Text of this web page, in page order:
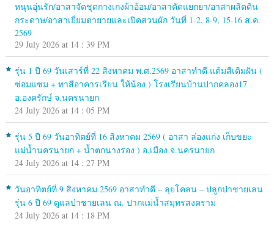
หนุนอุ่นรัก/อาสาจัดชุดกางเกงผ้าอ้อม/อาสาคัดแยกยา/อาสาผลิตดิน
กระดาษ/อาสาเยี่ยมตายายและเปิดสวนผัก วันที่ 1-2, 8-9, 15-16 ส.ค.
2569
29 July 2026 at 14 : 39 PM
รุ่น 1 ปี 69 วันเสาร์ที่ 22 สิงหาคม พ.ศ.2569 อาสาทำดี แต้มสีเติมฝัน (
ซ่อมแซม + ทาสีอาคารเรียน ให้น้อง ) โรงเรียนบ้านปากคลอง17
อ.องครักษ์ จ.นครนายก
24 July 2026 at 14 : 05 PM
รุ่น 5 ปี 69 วันอาทิตย์ที่ 16 สิงหาคม 2569 ( อาสา ล่องแก่ง เก็บขยะ
แม่น้ำนครนายก + น้ำตกนางรอง ) อ.เมือง จ.นครนายก
24 July 2026 at 14 : 27 PM
วันอาทิตย์ที่ 9 สิงหาคม 2569 อาสาทำดี – ลุยโคลน – ปลูกป่าชายเลน
รุ่น 6 ปี 69 ดูแลป่าชายเลน ณ. ปากแม่น้ำสมุทรสงคราม
24 July 2026 at 14 : 18 PM